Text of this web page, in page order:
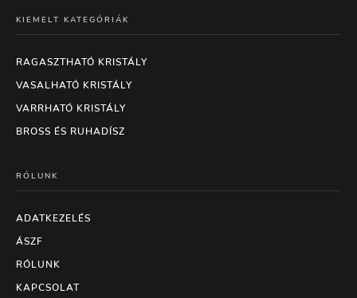
KIEMELT KATEGÓRIÁK
RAGASZTHATÓ KRISTÁLY
VASALHATÓ KRISTÁLY
VARRHATÓ KRISTÁLY
BROSS ÉS RUHADÍSZ
RÓLUNK
ADATKEZELÉS
ÁSZF
RÓLUNK
KAPCSOLAT